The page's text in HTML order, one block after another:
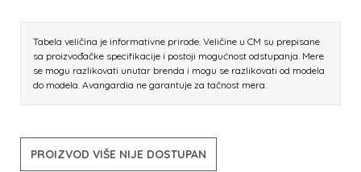
Tabela veličina je informativne prirode. Veličine u CM su prepisane
sa proizvođačke specifikacije i postoji mogućnost odstupanja. Mere
se mogu razlikovati unutar brenda i mogu se razlikovati od modela
do modela. Avangardia ne garantuje za tačnost mera.
PROIZVOD VIŠE NIJE DOSTUPAN